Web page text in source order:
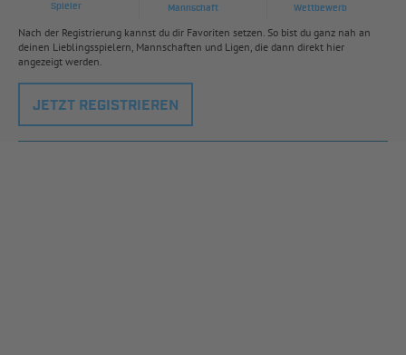
Spieler Mannschaft Wettbewerb
Nach der Registrierung kannst du dir Favoriten setzen. So bist du ganz nah an
deinen Lieblingsspielern, Mannschaften und Ligen, die dann direkt hier
angezeigt werden.
JETZT REGISTRIEREN